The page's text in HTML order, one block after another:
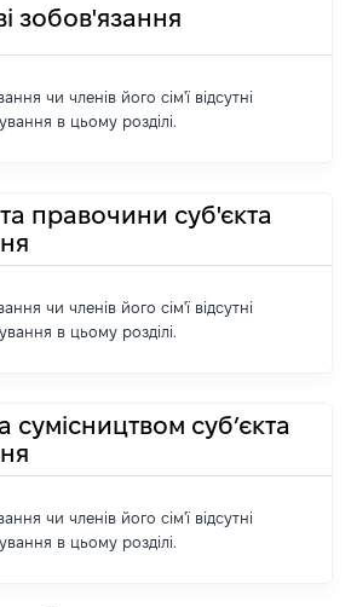
зобов'язання
чи членів його сім'ї відсутні
в цьому розділі.
правочини суб'єкта
чи членів його сім'ї відсутні
в цьому розділі.
сумісництвом суб’єкта
чи членів його сім'ї відсутні
в цьому розділі.